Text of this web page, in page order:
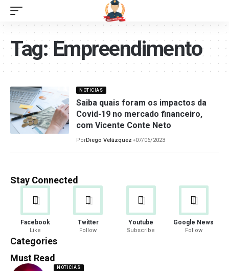
Tag:Empreendimento
NOTICIAS
Saiba quais foram os impactos da
Covid-19 no mercado financeiro,
com Vicente Conte Neto
PorDiego Velázquez 07/06/2023
Stay Connected
Facebook
Like
Twitter
Follow
Youtube
Subscribe
Google News
Follow
Categories
Must Read
NOTICIAS